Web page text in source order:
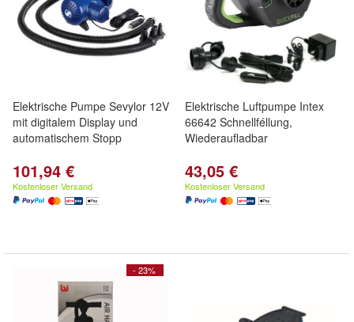
Elektrische Pumpe Sevylor 12V
mit digitalem Display und
automatischem Stopp
101,94 €
Kostenloser Versand
Elektrische Luftpumpe Intex
66642 Schnellféllung,
Wiederaufladbar
43,05 €
Kostenloser Versand
- 23%